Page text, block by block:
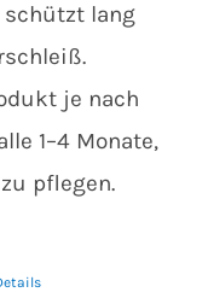
schützt lang
je nach
1–4 Monate,
pflegen.